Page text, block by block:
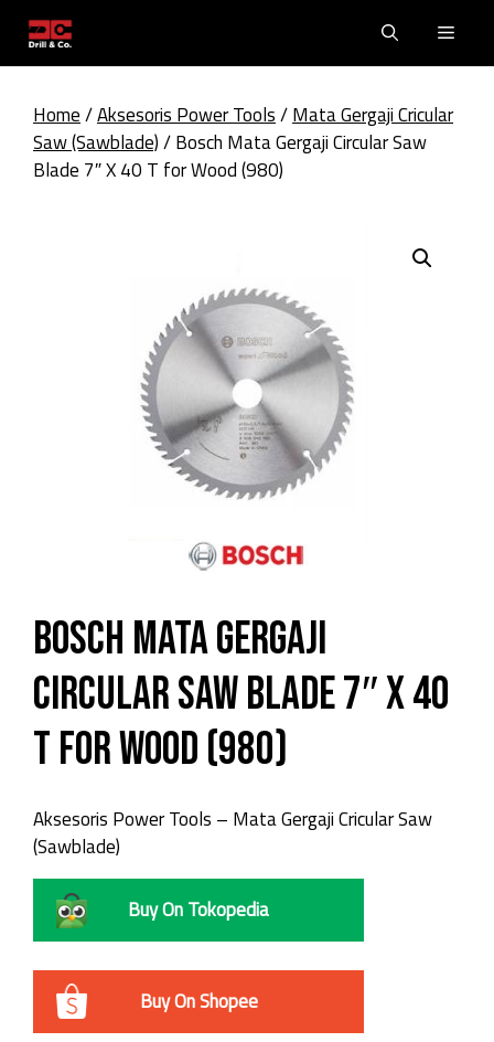
content
Home/Aksesoris Power Tools/Mata Gergaji Cricular
Saw (Sawblade)/ Bosch Mata Gergaji Circular Saw
Blade 7″ X 40 T for Wood (980)
Bosch Mata Gergaji
Circular Saw Blade 7″ X 40
T for Wood (980)
Aksesoris Power Tools – Mata Gergaji Cricular Saw
(Sawblade)
Buy On Tokopedia
Buy On Shopee